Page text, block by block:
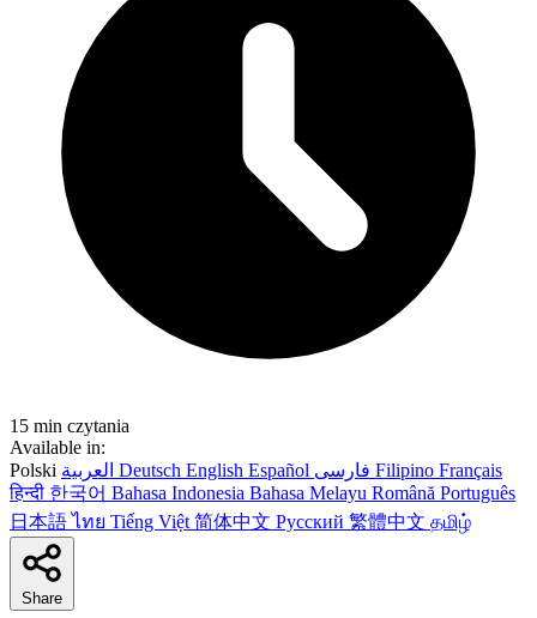
15 min czytania
Available in:
Polski
Deutsch English Español Filipino Français
हिन्दी 한국어 Bahasa Indonesia Bahasa Melayu Română Português
日本語ไทย Tiếng Việt 简体中文 Русский 繁體中文 தமிழ்
Share